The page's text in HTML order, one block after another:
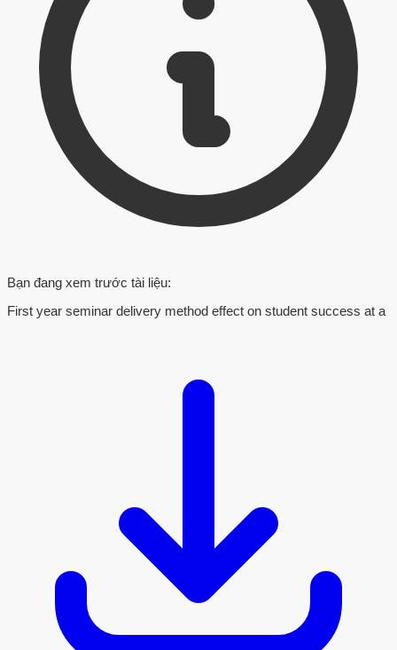
Bạn đang xem trước tài liệu:
First year seminar delivery method effect on student success at a